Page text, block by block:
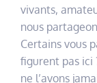
vivants,
nous
Certains vous
figurent pas ici
ne l’avons